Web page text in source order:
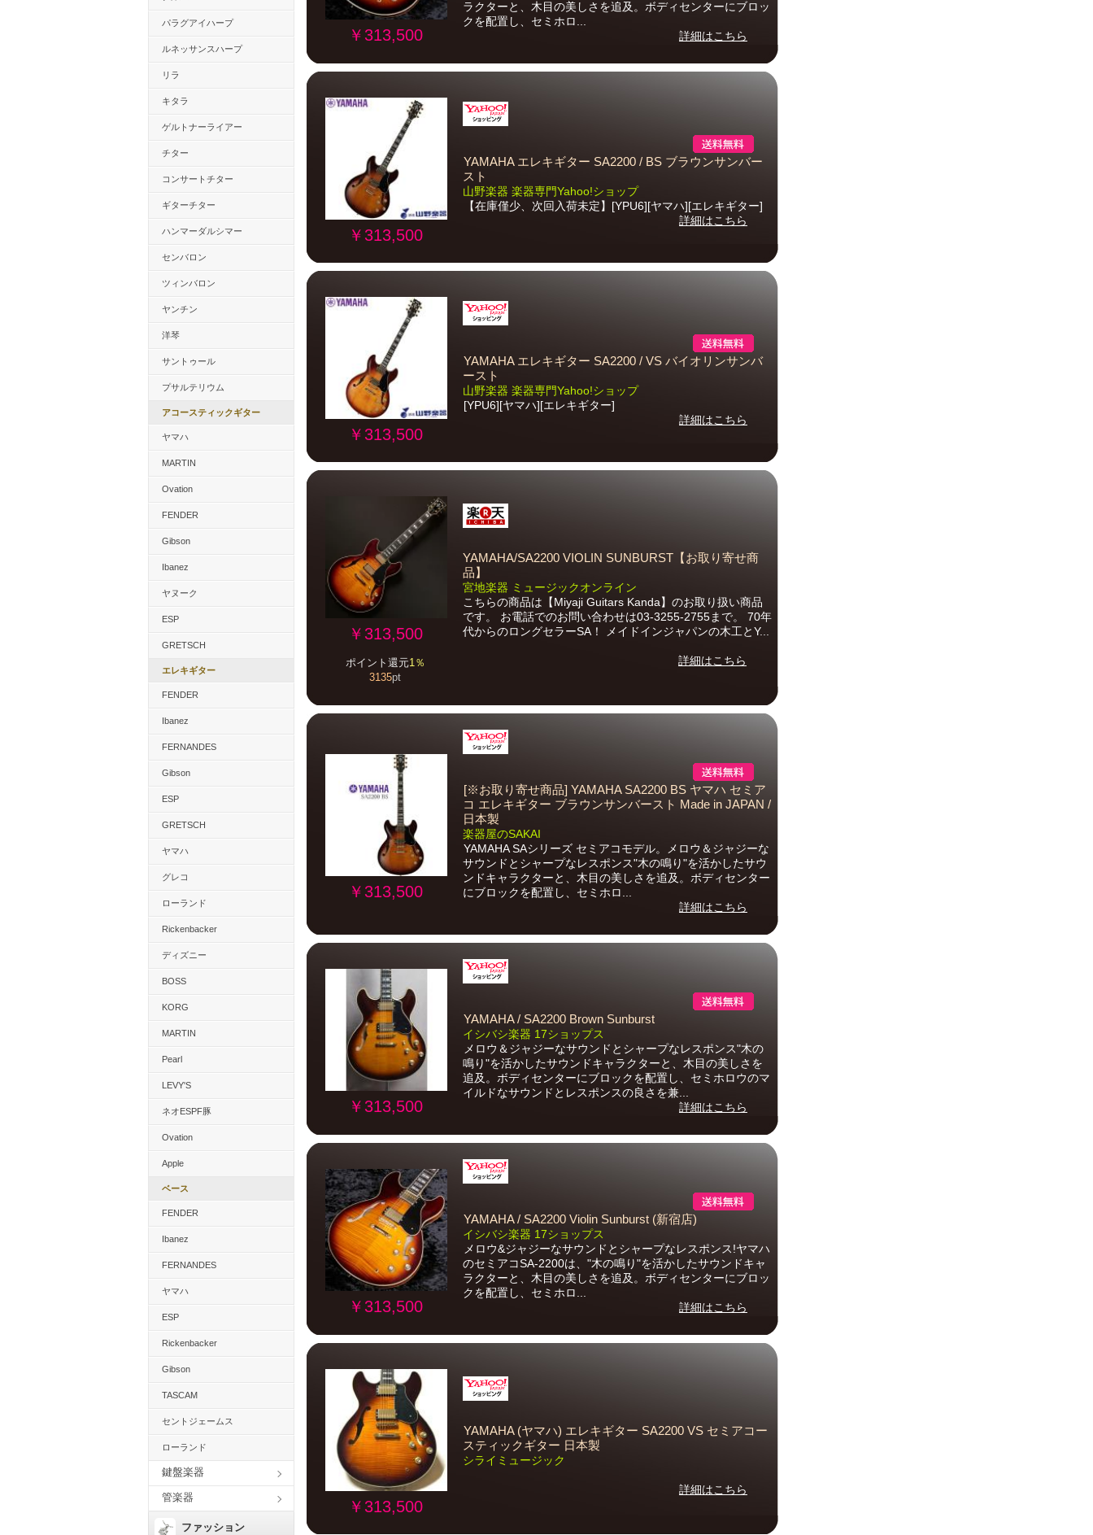
パラグアイハープ
ルネッサンスハープ
リラ
キタラ
ゲルトナーライアー
チター
コンサートチター
ギターチター
ハンマーダルシマー
センバロン
ツィンバロン
ヤンチン
洋琴
サントゥール
プサルテリウム
アコースティックギター
ヤマハ
MARTIN
Ovation
FENDER
Gibson
Ibanez
ヤヌーク
ESP
GRETSCH
エレキギター
FENDER
Ibanez
FERNANDES
Gibson
ESP
GRETSCH
ヤマハ
グレコ
ローランド
Rickenbacker
ディズニー
BOSS
KORG
MARTIN
Pearl
LEVY'S
ネオESPF豚
Ovation
Apple
ベース
FENDER
Ibanez
FERNANDES
ヤマハ
ESP
Rickenbacker
Gibson
TASCAM
セントジェームス
ローランド
鍵盤楽器
管楽器
ファッション
￥313,500
ラクターと、木目の美しさを追及。ボディセンターにブロッ
クを配置し、セミホロ...
詳細はこちら
￥313,500
YAMAHA エレキギター SA2200 / BS ブラウンサンバー
スト
山野楽器 楽器専門Yahoo!ショップ
【在庫僅少、次回入荷未定】[YPU6][ヤマハ][エレキギター]
詳細はこちら
￥313,500
YAMAHA エレキギター SA2200 / VS バイオリンサンバ
ースト
山野楽器 楽器専門Yahoo!ショップ
[YPU6][ヤマハ][エレキギター]
詳細はこちら
￥313,500
ポイント還元1％
3135pt
YAMAHA/SA2200 VIOLIN SUNBURST【お取り寄せ商
品】
宮地楽器 ミュージックオンライン
こちらの商品は【Miyaji Guitars Kanda】のお取り扱い商品
です。 お電話でのお問い合わせは03-3255-2755まで。 70年
代からのロングセラーSA！ メイドインジャパンの木工とY...
詳細はこちら
￥313,500
[※お取り寄せ商品] YAMAHA SA2200 BS ヤマハ セミア
コ エレキギター ブラウンサンバースト Made in JAPAN /
日本製
楽器屋のSAKAI
YAMAHA SAシリーズ セミアコモデル。メロウ＆ジャジーな
サウンドとシャープなレスポンス"木の鳴り"を活かしたサウ
ンドキャラクターと、木目の美しさを追及。ボディセンター
にブロックを配置し、セミホロ...
詳細はこちら
￥313,500
YAMAHA / SA2200 Brown Sunburst
イシバシ楽器 17ショップス
メロウ＆ジャジーなサウンドとシャープなレスポンス"木の
鳴り"を活かしたサウンドキャラクターと、木目の美しさを
追及。ボディセンターにブロックを配置し、セミホロウのマ
イルドなサウンドとレスポンスの良さを兼...
詳細はこちら
￥313,500
YAMAHA / SA2200 Violin Sunburst (新宿店)
イシバシ楽器 17ショップス
メロウ&ジャジーなサウンドとシャープなレスポンス!ヤマハ
のセミアコSA-2200は、"木の鳴り"を活かしたサウンドキャ
ラクターと、木目の美しさを追及。ボディセンターにブロッ
クを配置し、セミホロ...
詳細はこちら
￥313,500
YAMAHA (ヤマハ) エレキギター SA2200 VS セミアコー
スティックギター 日本製
シライミュージック
詳細はこちら